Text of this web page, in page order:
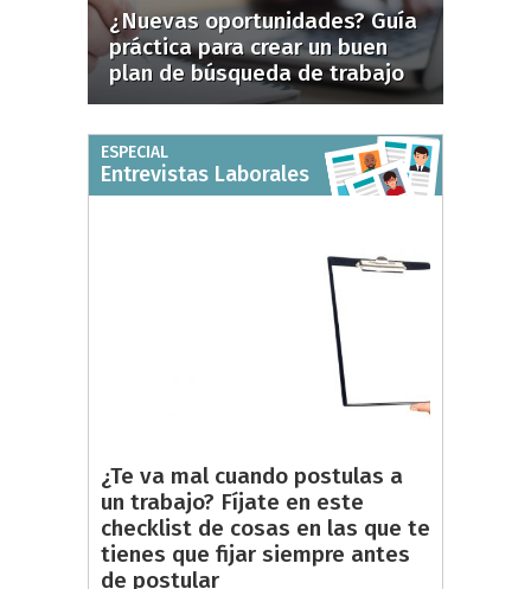
¿Nuevas oportunidades? Guía
práctica para crear un buen
plan de búsqueda de trabajo
ESPECIAL
Entrevistas Laborales
¿Te va mal cuando postulas a
un trabajo? Fíjate en este
checklist de cosas en las que te
tienes que fijar siempre antes
de postular